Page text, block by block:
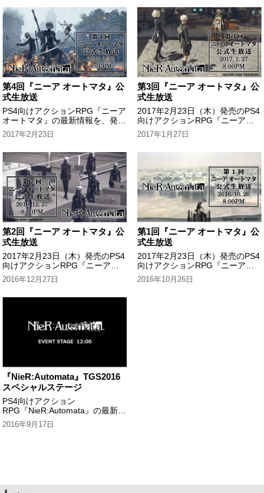
第4回『ニーア オートマタ』公
式生放送
PS4向けアクションRPG『ニーア
オートマタ』の最新情報を、発売
日当日に大阪のプラチナゲームズ
からお届けします。
2017年2月23日
第3回『ニーア オートマタ』公
式生放送
2017年2月23日（木）発売のPS4
向けアクションRPG『ニーアオ
ートマタ』の最新情報をお届けし
ます。
2017年1月27日
第2回『ニーア オートマタ』公
式生放送
2017年2月23日（木）発売のPS4
向けアクションRPG『ニーアオ
ートマタ』の最新情報をお届けし
ます。
2016年12月27日
第1回『ニーア オートマタ』公
式生放送
2017年2月23日（木）発売のPS4
向けアクションRPG『ニーアオ
ートマタ』の最新情報をお届けし
ます。
2016年10月26日
『NieR:Automata』TGS2016
スペシャルステージ
PS4向けアクション
RPG『NieR:Automata』の最新情
報を、素敵なゲストとともにお届
けいたします！このステージで初
2016年9月17日